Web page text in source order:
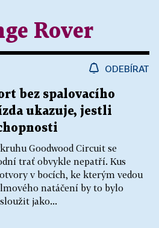
Rover
ODEBÍRAT
bez spalovacího
ukazuje, jestli
Goodwood Circuit se
trať obvykle nepatří. Kus
v bocích, ke kterým vedou
natáčení by to bylo
jako...